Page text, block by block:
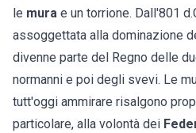
le mura e un torrione. Dall'801
assoggettata alla dominazione
divenne parte del Regno delle
normanni e poi degli svevi. Le
tutt'oggi ammirare risalgono
particolare, alla volontà dei